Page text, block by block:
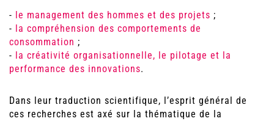
- le management des hommes et des projets ;​​​​
- la compréhension des comportements de
consommation ;
- la créativité organisationnelle, le pilotage et la
performance des innovations.
Dans leur traduction scientifique, l’esprit général de
ces recherches est axé sur la thématique de la